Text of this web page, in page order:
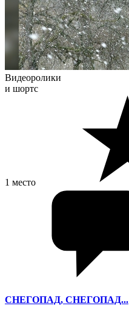
Видеоролики
и шортс
1 место
СНЕГОПАД, СНЕГОПАД...